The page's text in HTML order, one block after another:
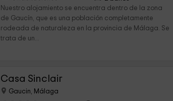
Nuestro alojamiento se encuentra dentro de la zona
de Gaucín, que es una población completamente
rodeada de naturaleza en la provincia de Málaga. Se
trata de un...
Casa Sinclair
Gaucin, Málaga